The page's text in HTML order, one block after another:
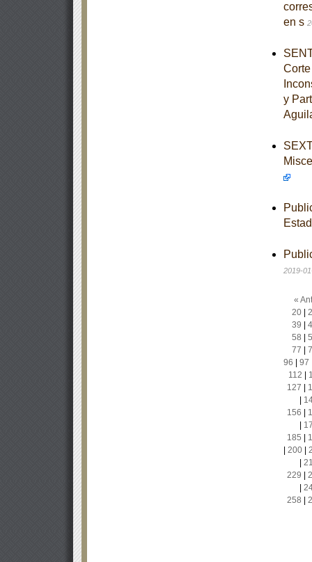
en s
y
2019-
«
20|
39
58
77
96
97
112
127
156
185
200|
229
258